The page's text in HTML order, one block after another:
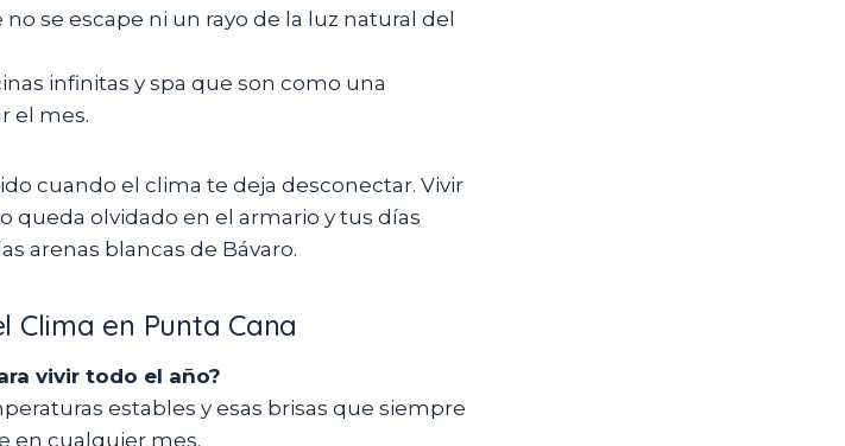
no se escape ni un rayo de la luz natural del
infinitas y spa que son como una
el mes.
cuando el clima te deja desconectar. Vivir
queda olvidado en el armario y tus días
arenas blancas de Bávaro.
Clima en Punta Cana
vivir todo el año?
estables y esas brisas que siempre
en cualquier mes.